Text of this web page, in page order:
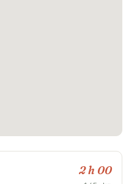
2 h 00